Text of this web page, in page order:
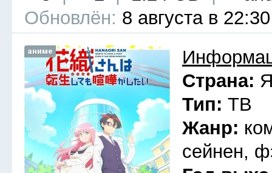
Обновлён: 8 августа в 22:30
аниме
Страна:
Тип: ТВ
Жанр:
сейнен,